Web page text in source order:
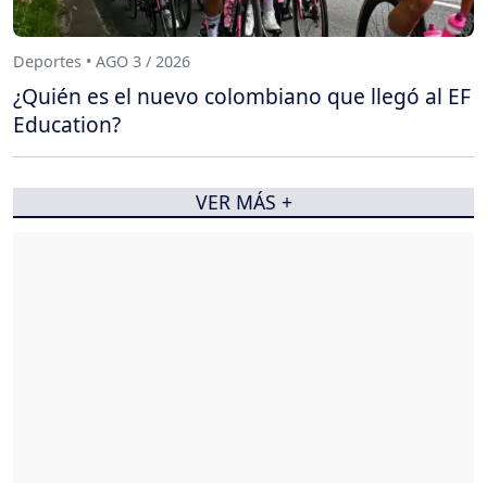
Deportes • AGO 3 / 2026
¿Quién es el nuevo colombiano que llegó al EF
Education?
VER MÁS +